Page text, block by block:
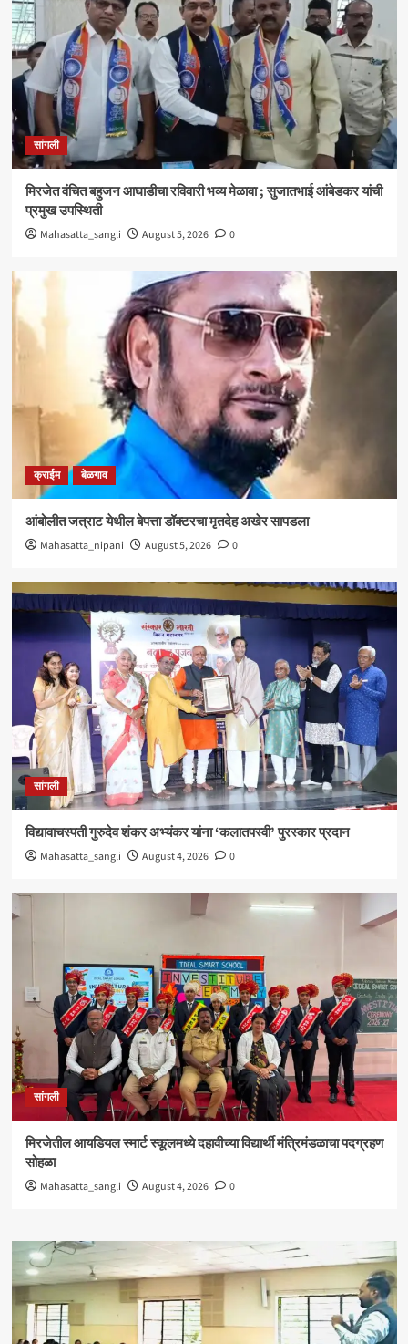
2
सांगली
मिरजेत वंचित बहुजन आघाडीचा रविवारी भव्य मेळावा ;
सुजातभाई आंबेडकर यांची प्रमुख उपस्थिती
3
क्राईम बेळगाव
आंबोलीत जत्राट येथील बेपत्ता डॉक्टरचा मृतदेह अखेर सापडला
4
सांगली
विद्यावाचस्पती गुरुदेव शंकर अभ्यंकर यांना ‘कलातपस्वी’
सांगली
मिरजेतील आयडियल स्मार्ट स्कूलमध्ये दहावीच्या विद्यार्थी
मंत्रिमंडळाचा पदग्रहण सोहळा
सांगली
मिरजेत वंचित बहुजन आघाडीचा रविवारी भव्य मेळावा ; सुजातभाई आंबेडकर यांची
प्रमुख उपस्थिती
Mahasatta_sangli August 5, 2026 0
क्राईम बेळगाव
आंबोलीत जत्राट येथील बेपत्ता डॉक्टरचा मृतदेह अखेर सापडला
Mahasatta_nipani August 5, 2026 0
सांगली
विद्यावाचस्पती गुरुदेव शंकर अभ्यंकर यांना ‘कलातपस्वी’ पुरस्कार प्रदान
Mahasatta_sangli August 4, 2026 0
सांगली
मिरजेतील आयडियल स्मार्ट स्कूलमध्ये दहावीच्या विद्यार्थी मंत्रिमंडळाचा पदग्रहण
सोहळा
Mahasatta_sangli August 4, 2026 0